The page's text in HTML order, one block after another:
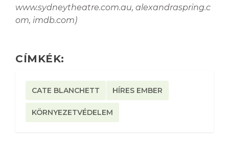
www.sydneytheatre.com.au, alexandraspring.c
om, imdb.com)
CÍMKÉK:
CATE BLANCHETT HÍRES EMBER
KÖRNYEZETVÉDELEM